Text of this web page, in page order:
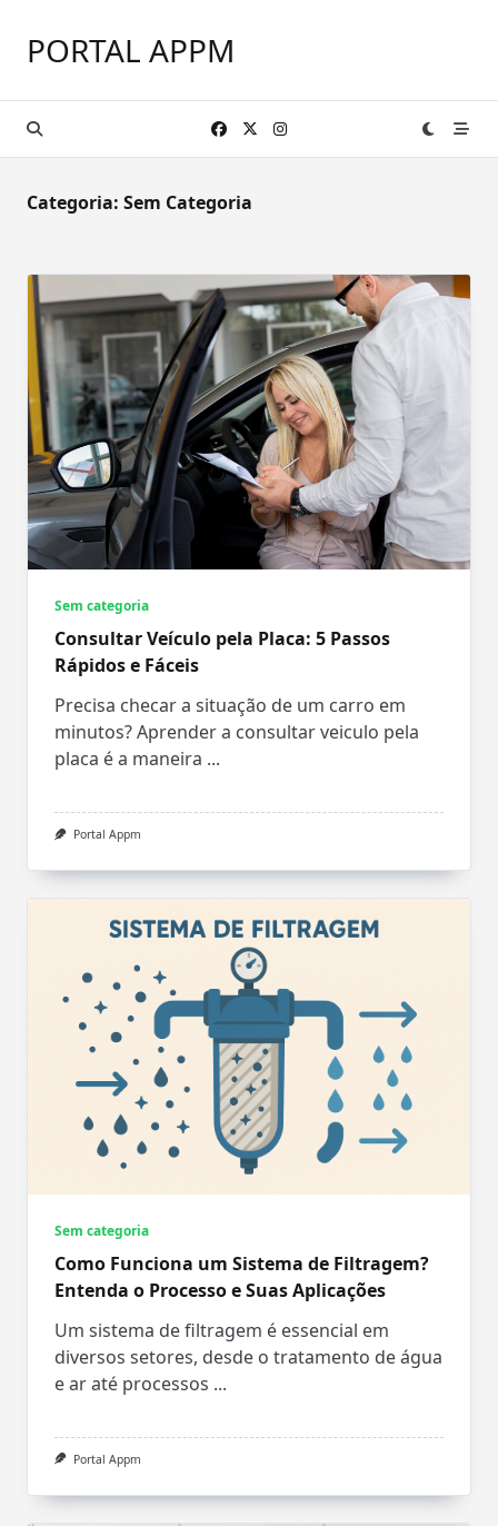
content
PORTAL APPM
Categoria: Sem Categoria
Sem categoria
Consultar Veículo pela Placa: 5 Passos
Rápidos e Fáceis
Precisa checar a situação de um carro em
minutos? Aprender a consultar veiculo pela
placa é a maneira ...
Portal Appm
Sem categoria
Como Funciona um Sistema de Filtragem?
Entenda o Processo e Suas Aplicações
Um sistema de filtragem é essencial em
diversos setores, desde o tratamento de água
e ar até processos ...
Portal Appm